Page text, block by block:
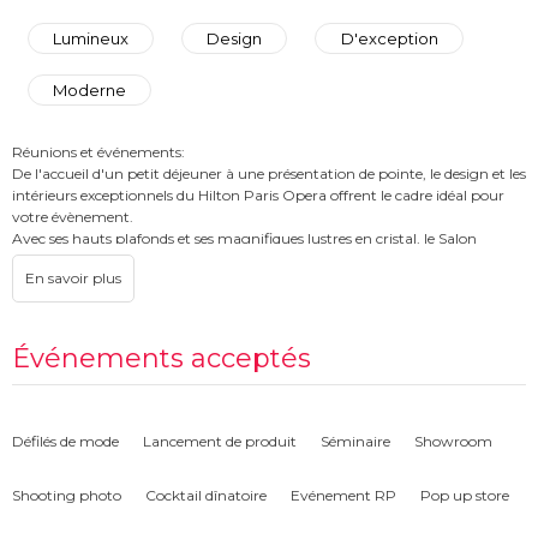
Lumineux Design D'exception
Moderne
Réunions et événements:
De l'accueil d'un petit déjeuner à une présentation de pointe, le design et les
intérieurs exceptionnels du Hilton Paris Opera offrent le cadre idéal pour
votre évènement.
Avec ses hauts plafonds et ses magnifiques lustres en cristal, le Salon
Baccarat est le parfait écrin pour des évènements exclusifs. Sept autres
salles de réunion, récemment rénovées et dotées d'une technologie de
pointe, sont situées au niveau Entresol et au rez-de-chaussée (Salon
Mariages:
Tombez également sous le charme du somptueux Salon Baccarat ou de
ou un grand diner, un coordinateur dédié vous accompagne à chaque
étape. De la décoration à l'animation, du choix des menus à l'accueil de vos
restera ainsi à jamais gravée dans l'esprit de chacun.
Événements acceptés
Défilés de mode Lancement de produit Séminaire Showroom
Shooting photo Cocktail dînatoire Evénement RP Pop up store